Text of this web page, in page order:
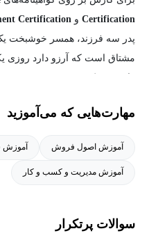
Certification و Certification
پدر سه فرزند، همسر خوشبخت
مشتاق است که آرزو دارد روزی
مهارت‌هایی که می‌آموزید
آموزش اصول فروش
آموزش مدیریت و کسب و کار
سوالات پرتکرار